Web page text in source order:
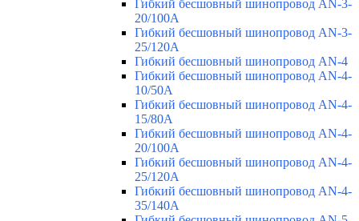
Гибкий бесшовный шинопровод AN-3-
20/100A
Гибкий бесшовный шинопровод AN-3-
25/120A
Гибкий бесшовный шинопровод AN-4
Гибкий бесшовный шинопровод AN-4-
10/50A
Гибкий бесшовный шинопровод AN-4-
15/80A
Гибкий бесшовный шинопровод AN-4-
20/100A
Гибкий бесшовный шинопровод AN-4-
25/120A
Гибкий бесшовный шинопровод AN-4-
35/140A